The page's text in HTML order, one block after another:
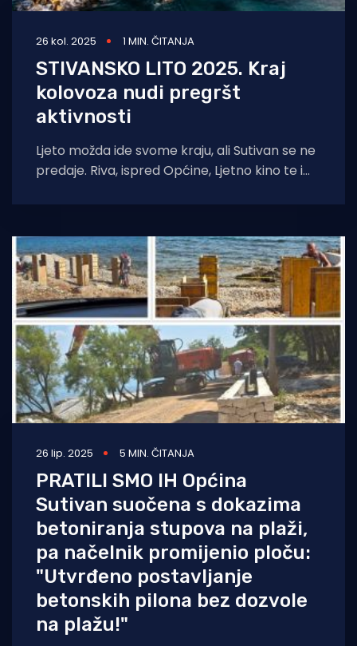
26 kol. 2025 1 MIN. ČITANJA
STIVANSKO LITO 2025. Kraj
kolovoza nudi pregršt
aktivnosti
Ljeto možda ide svome kraju, ali Sutivan se ne
predaje. Riva, ispred Općine, Ljetno kino te i
26 lip. 2025 5 MIN. ČITANJA
PRATILI SMO IH Općina
Sutivan suočena s dokazima
betoniranja stupova na plaži,
pa načelnik promijenio ploču:
"Utvrđeno postavljanje
betonskih pilona bez dozvole
na plažu!"